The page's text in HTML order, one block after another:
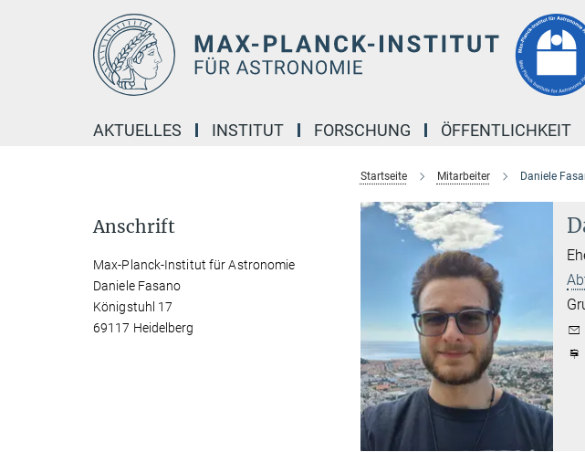
AKTUELLES INSTITUT FORSCHUNG ÖFFENTLICHKEIT
Startseite Mitarbeiter Daniele
Anschrift
Max-Planck-Institut für Astronomie
Daniele Fasano
Königstuhl 17
69117 Heidelberg